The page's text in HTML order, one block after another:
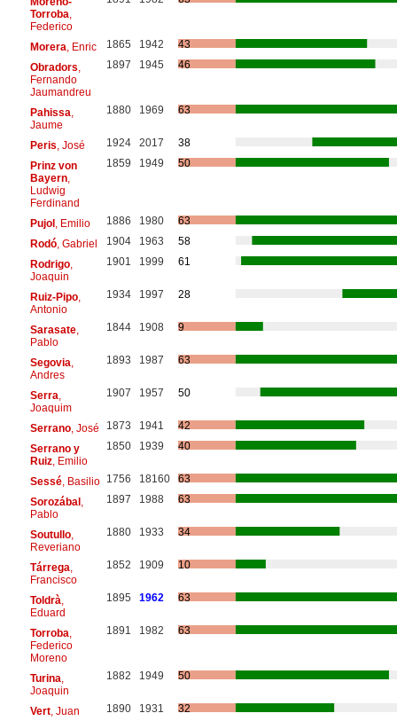
Torroba
Federico
Morera , Enric 1865 1942
43
Obradors
Fernando
Jaumandreu
1897 1945 46
Pahissa
Jaume
1880 1969 63
Peris , José 1924 2017
38
Prinz von
Bayern,
Ludwig
Ferdinand
1859 1949 50
Pujol, Emilio 1886 1980
63
Rodó, Gabriel 1904 1963
58
Rodrigo,
Joaquin
1901 1999 61
Ruiz-Pipo,
Antonio
1934 1997 28
Sarasate,
Pablo
1844 1908 9
Segovia
Andres
1893 1987 63
Serra
Joaquim
1907 1957 50
Serrano, José 1873 1941
42
Serrano y
Ruiz, Emilio
1850 1939 40
Sessé, Basilio 1756 18160
63
Sorozábal,
Pablo
1897 1988 63
Soutullo,
Reveriano
1880 1933 34
Tárrega
Francisco
1852 1909 10
Toldrà
Eduard
1895 1962 63
Torroba
Federico
Moreno
1891 1982 63
Turina
Joaquin
1882 1949 50
Vert, Juan 1890 1931
32